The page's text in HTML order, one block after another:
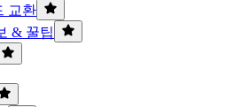
교환
& 꿀팁